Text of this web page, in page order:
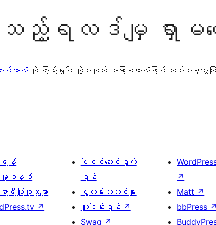
ည့်ရလဒ်မျှ ရှာမတွ
အားလုံးကို ကြည့်ရှုပါ သို့မဟုတ် အခြားစကားလုံးဖြင့် ထပ်မံရှာဖွေက
ရန်
မှုစနစ်
ရီပြုစုသူများ
↗
ပါဝင်ဆောင်ရွက်
ရန်
ပွဲလမ်းသဘင်များ
လှူဒါန်းရန် ↗
Swag ↗
↗
Matt ↗
bbPress ↗